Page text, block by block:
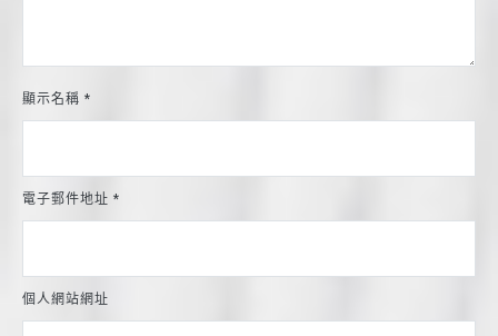
顯示名稱 *
電子郵件地址 *
個人網站網址